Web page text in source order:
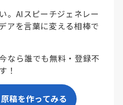
。AIスピーチジェネレー
アを言葉に変える相棒で
なら誰でも無料・登録不
！
稿を作ってみる